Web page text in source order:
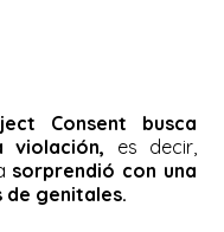
Consent
busca
es decir,
sorprendió con una
de genitales.